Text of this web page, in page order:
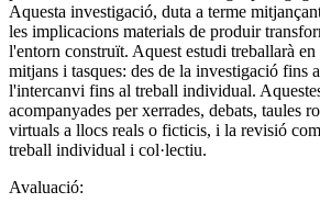
Aquesta investigació, duta a terme
les implicacions materials de produir
l'entorn construït. Aquest estudi treballarà
mitjans i tasques: des de la investigació fins
l'intercanvi fins al treball individual.
acompanyades per xerrades, debats, taules
virtuals a llocs reals o ficticis, i la revisió
treball individual i col·lectiu.
Avaluació: